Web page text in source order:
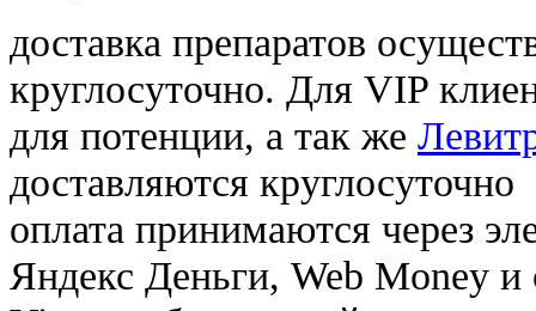
доставка препаратов
круглосуточно. Для VIP
для потенции, а так же
доставляются круглосуточно
оплата принимаются через
Яндекс Деньги, Web Money и